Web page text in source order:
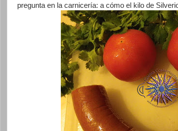
pregunta en la carnicería: a cómo el kilo de